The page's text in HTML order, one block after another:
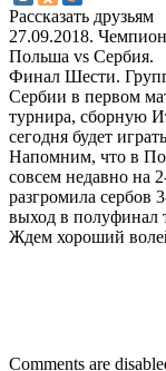
Рассказать друзьям
27.09.2018.
Польша vs Сербия.
Финал Шести.
Сербии в первом
турнира, сборную
сегодня будет
Напомним, что в
совсем недавно на
разгромила сербов
выход в полуфинал
Ждем хороший
Comments are